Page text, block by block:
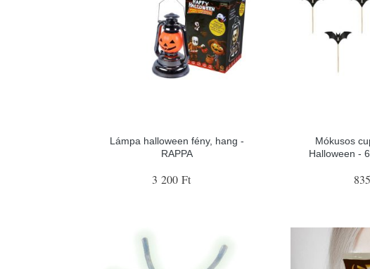
Lámpa halloween fény, hang -
RAPPA
3 200 Ft
Mókusos
Halloween -